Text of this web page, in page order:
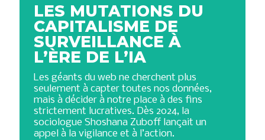
LES MUTATIONS DU
CAPITALISME DE
SURVEILLANCE À
L’ÈRE DE L’IA
Les géants du web ne cherchent plus
seulement à capter toutes nos données,
mais à décider à notre place à des fins
strictement lucratives. Dès 2024, la
sociologue Shoshana Zuboff lançait un
appel à la vigilance et à l’action.